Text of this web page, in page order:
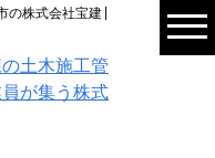
株式会社宝建|